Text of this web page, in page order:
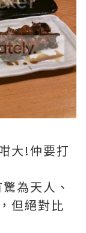
大!仲要打
為天人、
但絕對比